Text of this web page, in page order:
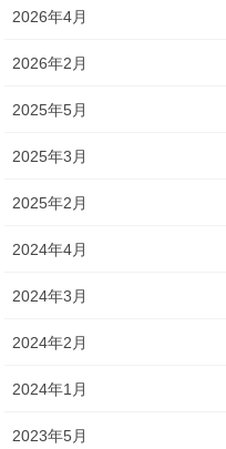
2026年4月
2026年2月
2025年5月
2025年3月
2025年2月
2024年4月
2024年3月
2024年2月
2024年1月
2023年5月